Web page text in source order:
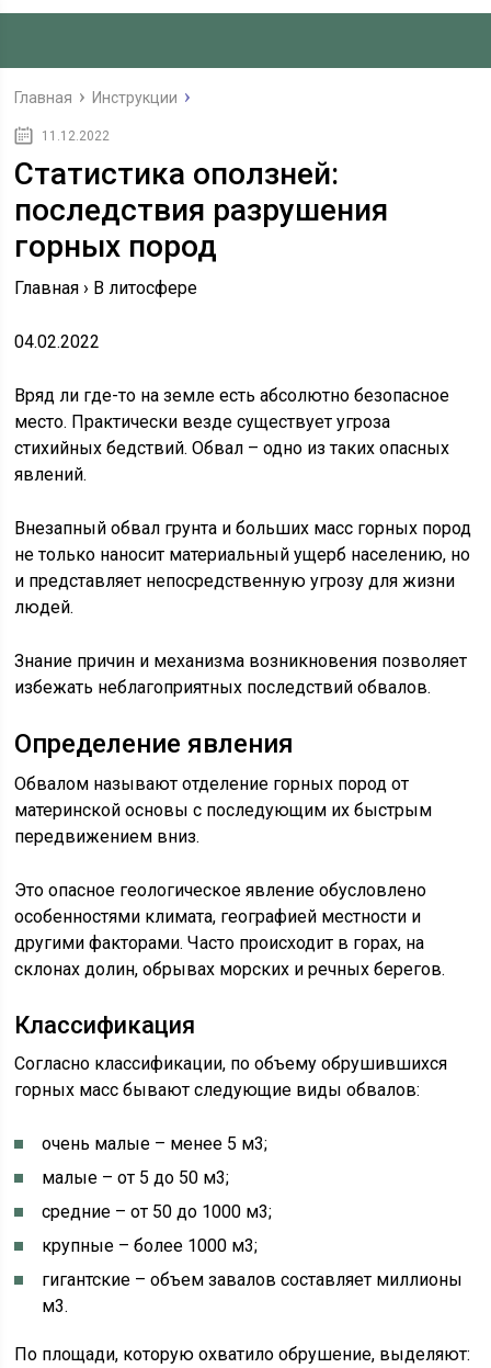
Главная Инструкции
11.12.2022
Статистика оползней:
последствия разрушения
горных пород
Главная › В литосфере
04.02.2022
Вряд ли где-то на земле есть абсолютно безопасное
место. Практически везде существует угроза
стихийных бедствий. Обвал – одно из таких опасных
явлений.
Внезапный обвал грунта и больших масс горных пород
не только наносит материальный ущерб населению, но
и представляет непосредственную угрозу для жизни
людей.
Знание причин и механизма возникновения позволяет
избежать неблагоприятных последствий обвалов.
Определение явления
Обвалом называют отделение горных пород от
материнской основы с последующим их быстрым
передвижением вниз.
Это опасное геологическое явление обусловлено
особенностями климата, географией местности и
другими факторами. Часто происходит в горах, на
склонах долин, обрывах морских и речных берегов.
Классификация
Согласно классификации, по объему обрушившихся
горных масс бывают следующие виды обвалов:
очень малые – менее 5 м3;
малые – от 5 до 50 м3;
средние – от 50 до 1000 м3;
крупные – более 1000 м3;
гигантские – объем завалов составляет миллионы
м3.
По площади, которую охватило обрушение, выделяют: